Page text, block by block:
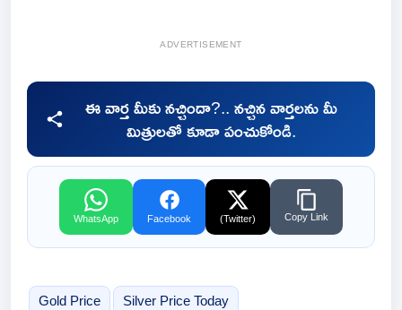
ADVERTISEMENT
ఈ వార్త మీకు నచ్చిందా?.. నచ్చిన వార్తలను మీ
మిత్రులతో కూడా పంచుకోండి.
WhatsApp Facebook (Twitter) Copy Link
Gold Price Silver Price Today